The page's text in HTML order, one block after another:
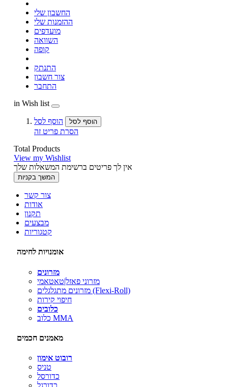
החשבון שלי
ההזמנות שלי
מועדפים
השוואה
קופה
התנתק
צור חשבון
התחבר
in Wish list
הוסף לסל הוסף לסל
הסרת פריט זה
Total Products
View my Wishlist
אין לך פריטים ברשימת המשאלות שלך
המשך בקניות
צור קשר
אודות
תקנון
מבצעים
קטגוריות
אומנויות לחימה
מזרונים
מזרוני פאזל|טאטאמי
מזרונים מתגלגלים (Flexi-Roll)
חיפוי קירות
כלובים
כלוב MMA
מאמנים חכמים
רובוט אימון
טניס
כדורסל
כדורגל